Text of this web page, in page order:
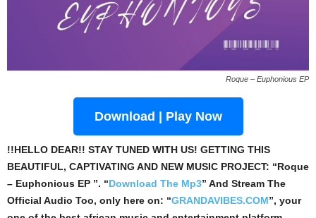
Roque – Euphonious EP
Download | Play Now
!!HELLO DEAR!! STAY TUNED WITH US! GETTING THIS
BEAUTIFUL, CAPTIVATING AND NEW MUSIC PROJECT: “Roque
– Euphonious EP ”. “Download The Mp3” And Stream The
Official Audio Too, only here on: “GRANDAVIBES.COM”, your